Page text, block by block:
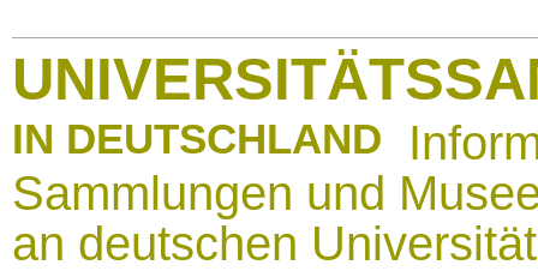
IN DEUTSCHLAND
Sammlungen und
an deutschen